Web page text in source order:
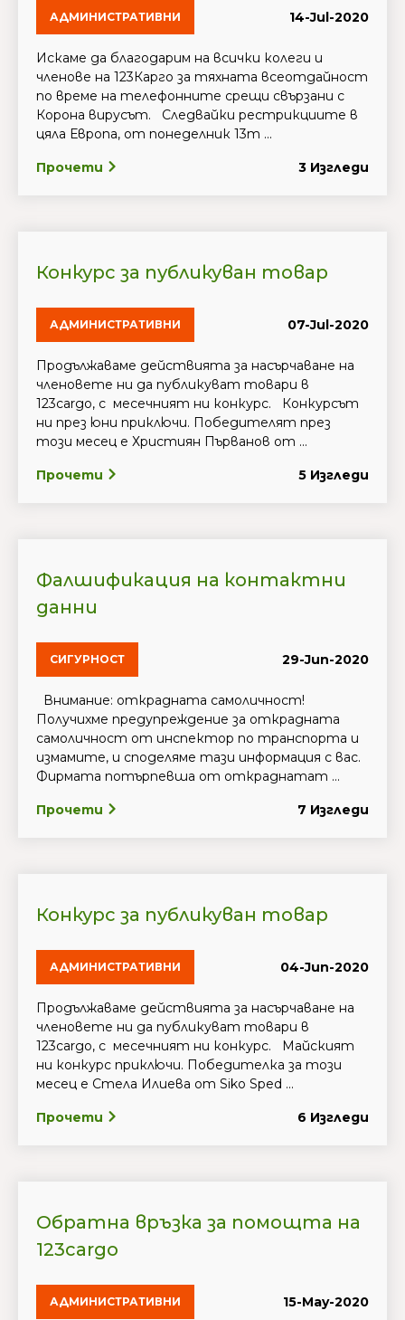
АДМИНИСТРАТИВНИ 14-Jul-2020
Искаме да благодарим на всички колеги и
членове на 123Карго за тяхната всеотдайност
по време на телефонните срещи свързани с
Корона вирусът. Следвайки рестрикциите в
цяла Европа, от понеделник 13т ...
Прочети 3 Изгледи
Конкурс за публикуван товар
АДМИНИСТРАТИВНИ 07-Jul-2020
Продължаваме действията за насърчаване на
членовете ни да публикуват товари в
123cargo, с месечният ни конкурс. Конкурсът
ни през юни приключи. Победителят през
този месец е Християн Първанов от ...
Прочети 5 Изгледи
Фалшификация на контактни
данни
СИГУРНОСТ 29-Jun-2020
Внимание: открадната самоличност!
Получихме предупреждение за открадната
самоличност от инспектор по транспорта и
измамите, и споделяме тази информация с вас.
Фирмата потърпевша от откраднатат ...
Прочети 7 Изгледи
Конкурс за публикуван товар
АДМИНИСТРАТИВНИ 04-Jun-2020
Продължаваме действията за насърчаване на
членовете ни да публикуват товари в
123cargo, с месечният ни конкурс. Майският
ни конкурс приключи. Победителка за този
месец е Стела Илиева от Siko Sped ...
Прочети 6 Изгледи
Обратна връзка за помощта на
123cargo
АДМИНИСТРАТИВНИ 15-May-2020